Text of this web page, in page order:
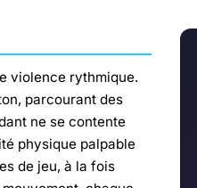
violence rythmique.
parcourant des
ne se contente
physique palpable
de jeu, à la fois